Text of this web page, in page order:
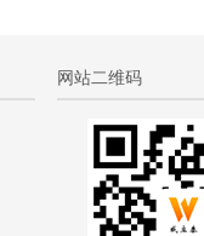
网站二维码